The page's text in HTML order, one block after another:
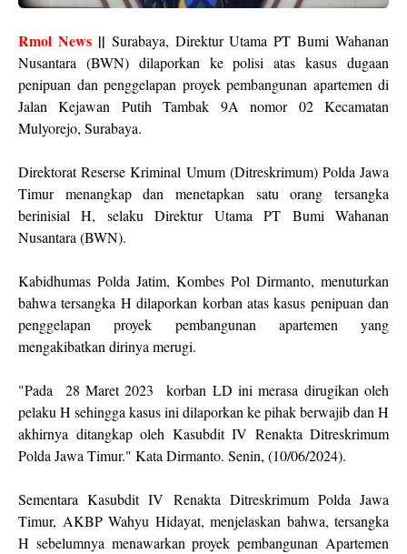
Rmol News|| Surabaya, Direktur Utama PT Bumi Wahanan
Nusantara (BWN) dilaporkan ke polisi atas kasus dugaan
penipuan dan penggelapan proyek pembangunan apartemen di
Jalan Kejawan Putih Tambak 9A nomor 02 Kecamatan
Mulyorejo, Surabaya.
Direktorat Reserse Kriminal Umum (Ditreskrimum) Polda Jawa
Timur menangkap dan menetapkan satu orang tersangka
berinisial H, selaku Direktur Utama PT Bumi Wahanan
Nusantara (BWN).
Kabidhumas Polda Jatim, Kombes Pol Dirmanto, menuturkan
bahwa tersangka H dilaporkan korban atas kasus penipuan dan
penggelapan proyek pembangunan apartemen yang
mengakibatkan dirinya merugi.
"Pada 28 Maret 2023 korban LD ini merasa dirugikan oleh
pelaku H sehingga kasus ini dilaporkan ke pihak berwajib dan H
akhirnya ditangkap oleh Kasubdit IV Renakta Ditreskrimum
Polda Jawa Timur." Kata Dirmanto. Senin, (10/06/2024).
Sementara Kasubdit IV Renakta Ditreskrimum Polda Jawa
Timur, AKBP Wahyu Hidayat, menjelaskan bahwa, tersangka
H sebelumnya menawarkan proyek pembangunan Apartemen